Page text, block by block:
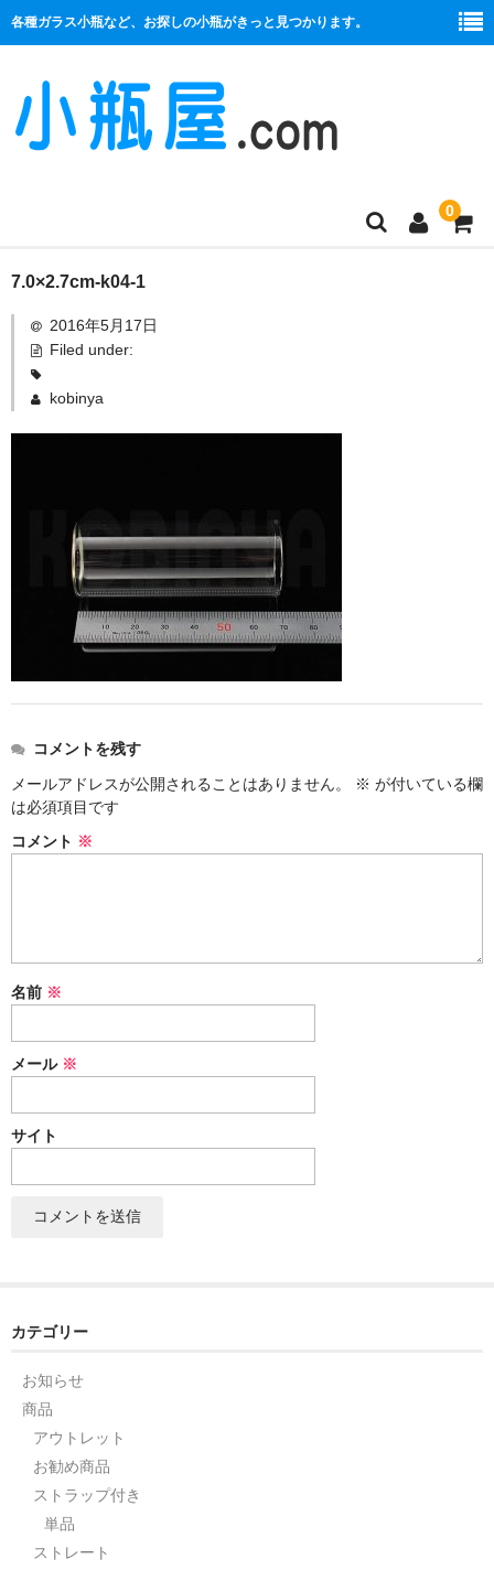
各種ガラス小瓶など、お探しの小瓶がきっと見つかります。
0
商品一覧
絞り口
コルク栓
セット
ストラップ付き
セット
ふた付き
単品
パーツ
アウトレット
7.0×2.7cm-k04-1
2016年5月17日
Filed under:
kobinya
コメントを残す
メールアドレスが公開されることはありません。
※ が付いている欄
は必須項目です
コメント ※
名前 ※
メール ※
サイト
カテゴリー
お知らせ
商品
アウトレット
お勧め商品
ストラップ付き
単品
ストレート